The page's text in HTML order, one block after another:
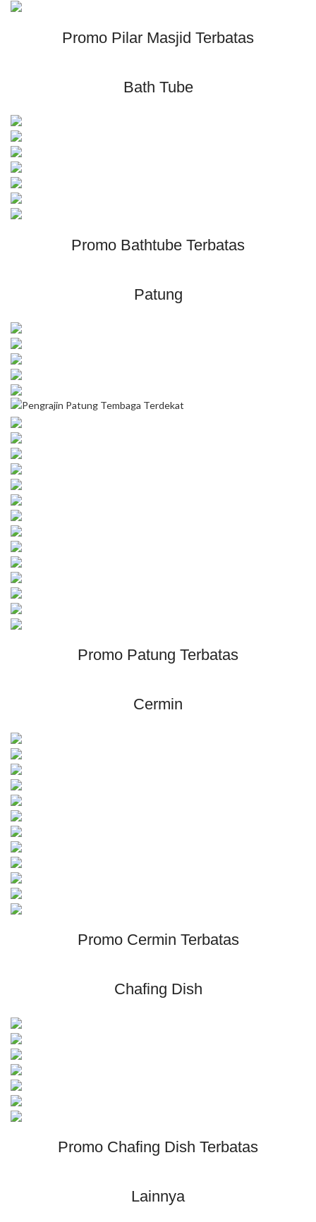
Promo Pilar Masjid Terbatas
Bath Tube
Promo Bathtube Terbatas
Patung
Promo Patung Terbatas
Cermin
Promo Cermin Terbatas
Chafing Dish
Promo Chafing Dish Terbatas
Lainnya